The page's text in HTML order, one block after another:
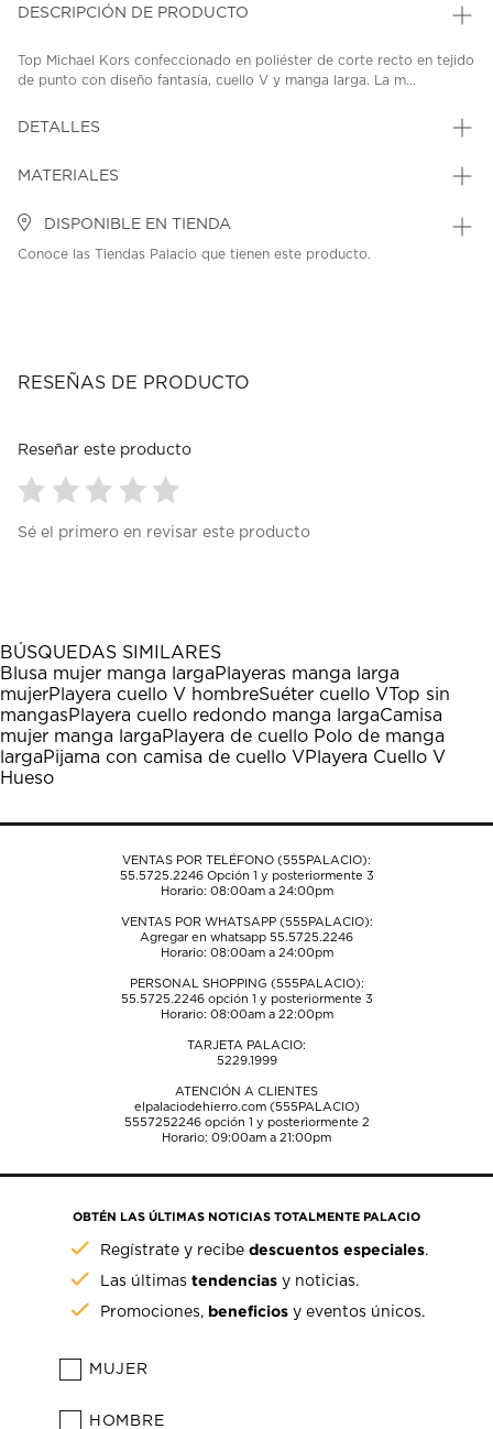
DESCRIPCIÓN DE PRODUCTO
Top Michael Kors confeccionado en poliéster de corte recto en tejido
de punto con diseño fantasía, cuello V y manga larga. La m...
DETALLES
MATERIALES
DISPONIBLE EN TIENDA
Conoce las Tiendas Palacio que tienen este producto.
RESEÑAS DE PRODUCTO
Reseñar este producto
para
1
estrella
Esta
acción
abrirá
el
formulario
de
para
estrellas.
Esta
acción
abrirá
el
formulario
de
para
estrellas.
Esta
acción
abrirá
el
formulario
para
estrellas.
Esta
acción
abrirá
el
formulario
para
estrellas.
Esta
acción
abrirá
el
formulario
Sé el primero en revisar este producto
BÚSQUEDAS SIMILARES
Blusa mujer manga largaPlayeras manga larga
mujerPlayera cuello V hombreSuéter cuello VTop sin
mangasPlayera cuello redondo manga largaCamisa
mujer manga largaPlayera de cuello Polo de manga
largaPijama con camisa de cuello VPlayera Cuello V
Hueso
VENTAS POR TELÉFONO (555PALACIO):
55.5725.2246Opción 1 y posteriormente 3
Horario: 08:00am a 24:00pm
VENTAS POR WHATSAPP (555PALACIO):
Agregar en whatsapp 55.5725.2246
Horario: 08:00am a 24:00pm
PERSONAL SHOPPING (555PALACIO):
55.5725.2246opción 1 y posteriormente 3
Horario: 08:00am a 22:00pm
TARJETA PALACIO:
5229.1999
ATENCIÓN A CLIENTES
elpalaciodehierro.com (555PALACIO)
5557252246opción 1 y posteriormente 2
Horario: 09:00am a 21:00pm
OBTÉN LAS ÚLTIMAS NOTICIAS TOTALMENTE PALACIO
Regístrate y recibedescuentos especiales.
Las últimastendencias y noticias.
Promociones, beneficios y eventos únicos.
MUJER
HOMBRE